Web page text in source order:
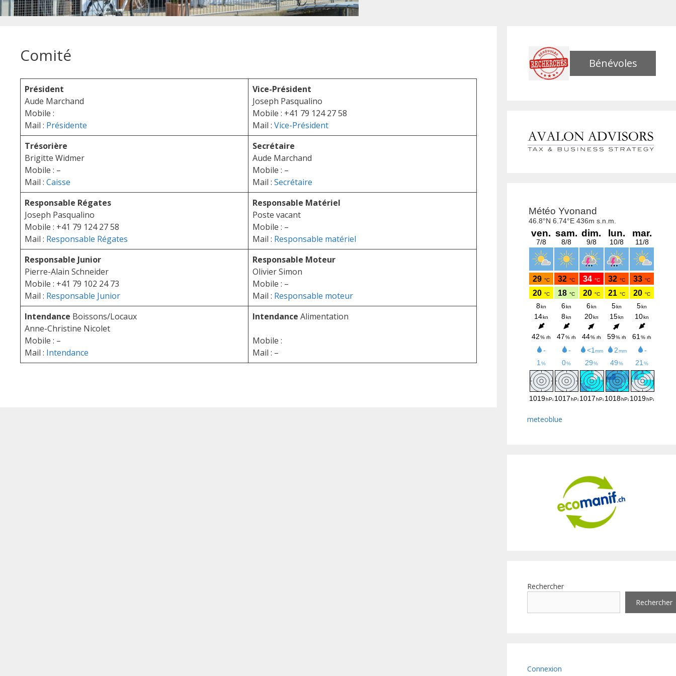
Comité
Président
Aude Marchand
Mobile :
Mail : Présidente
Vice-Président
Joseph Pasqualino
Mobile : +41 79 124 27 58
Mail : Vice-Président
Trésorière
Brigitte Widmer
Mobile : –
Mail : Caisse
Secrétaire
Aude Marchand
Mobile : –
Mail : Secrétaire
Responsable Régates
Joseph Pasqualino
Mobile : +41 79 124 27 58
Mail : Responsable Régates
Responsable Matériel
Poste vacant
Mobile : –
Mail : Responsable matériel
Responsable Junior
Pierre-Alain Schneider
Mobile : +41 79 102 24 73
Mail : Responsable Junior
Responsable Moteur
Olivier Simon
Mobile : –
Mail : Responsable moteur
Intendance Boissons/Locaux
Anne-Christine Nicolet
Mobile : –
Mail : Intendance
Intendance Alimentation
Mobile :
Mail : –
Bénévoles
meteoblue
Rechercher
Rechercher
Connexion